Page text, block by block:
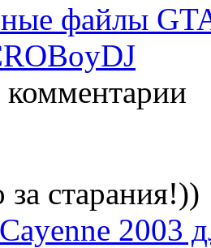
файлы
старания!))
2003